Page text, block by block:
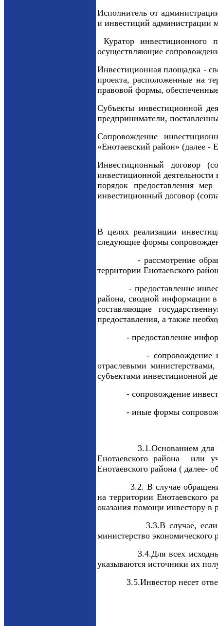
Исполнитель от
и инвестиций администрации
Куратор инвестиционного
осуществляющие
Инвестиционная площадка -
проекта, расположенные на
правовой формы,
Субъекты инвестиционной
предприниматели,
Сопровождение
«Енотаевский район» (далее -
Инвестиционный договор
инвестиционной
порядок предоставления
инвестиционный договор
В целях реализации
следующие формы
- рассмотрение обращений
территории Енотаевского
- предоставление
района, сводной информации в
составляющие
предоставления, а также
- предоставление
- сопровождение
отраслевыми
субъектами инвестиционной
- сопровождение
- иные формы
3.1.Основанием для
Енотаевского района или
Енотаевского района ( далее-
3.2. В случае обращения
на территории Енотаевского
оказания помощи инвестору в
3.3.В случае, если объём
министерство экономического
3.4.Для всех исходных
указываются источники их
3.5.Инвестор несет